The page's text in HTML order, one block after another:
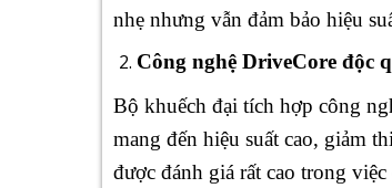
nhẹ nhưng vẫn đảm bảo hiệu
Công nghệ DriveCore độc
Bộ khuếch đại tích hợp công
mang đến hiệu suất cao, giảm
được đánh giá rất cao trong